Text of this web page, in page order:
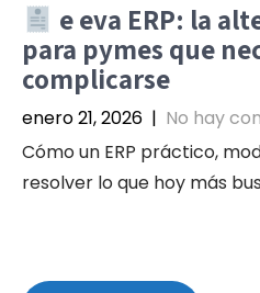
e eva ERP: la
para pymes que
complicarse
enero 21, 2026 | No hay
Cómo un ERP práctico,
resolver lo que hoy más